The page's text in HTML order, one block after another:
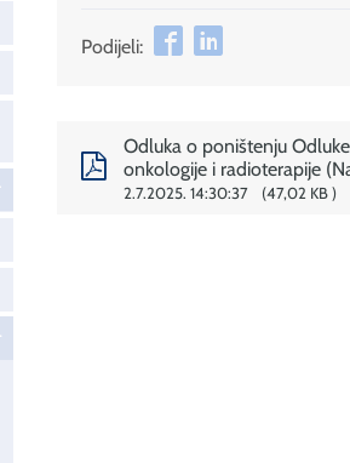
Podijeli:
Odluka o poništenju
onkologije i radioterapije
2.7.2025. 14:30:37 47,02 KB